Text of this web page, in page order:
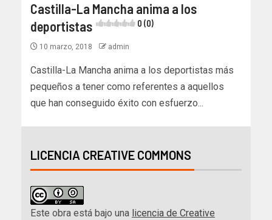
Castilla-La Mancha anima a los
deportistas
0 (0)
10 marzo, 2018 admin
Castilla-La Mancha anima a los deportistas más
pequeños a tener como referentes a aquellos
que han conseguido éxito con esfuerzo...
LICENCIA CREATIVE COMMONS
Este obra está bajo una licencia de Creative